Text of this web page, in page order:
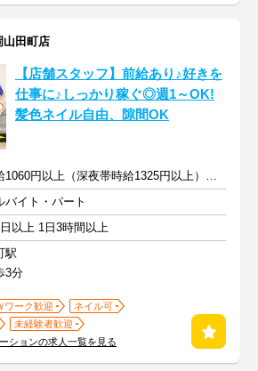
田町店
【店舗スタッフ】前給あり♪好きを
仕事に♪しっかり稼ぐ◎週1～OK!
髪色ネイル自由、隙間OK
時給1060円以上（深夜帯時給1325円以上） ＋交通費支給
バイト・パート
以上 1日3時間以上
駅
3分
ワーク歓迎
ネイル可
未経験者歓迎
ションの求人一覧を見る